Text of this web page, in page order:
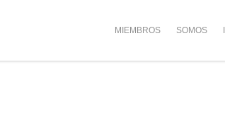
MIEMBROS SOMOS